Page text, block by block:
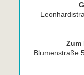
Blumenstraße